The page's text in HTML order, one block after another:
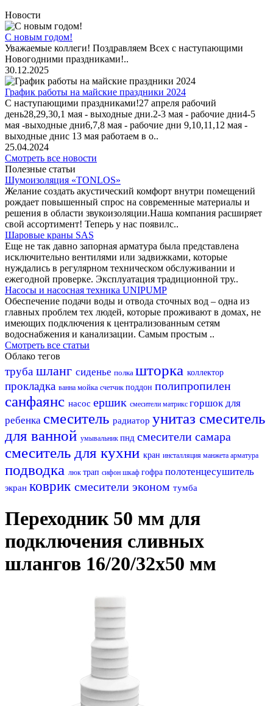
Новости
С новым годом!
Уважаемые коллеги! Поздравляем Всех с наступающими
Новогодними праздниками!..
30.12.2025
График работы на майские праздники 2024
С наступающими праздниками!27 апреля рабочий
день28,29,30,1 мая - выходные дни.2-3 мая - рабочие дни4-5
мая -выходные дни6,7,8 мая - рабочие дни 9,10,11,12 мая -
выходные днис 13 мая работаем в о..
25.04.2024
Смотреть все новости
Полезные статьи
Шумоизоляция «TONLOS»
Желание создать акустический комфорт внутри помещений
рождает повышенный спрос на современные материалы и
решения в области звукоизоляции.Наша компания расширяет
свой ассортимент! Теперь у нас появилс..
Шаровые краны SAS
Еще не так давно запорная арматура была представлена
исключительно вентилями или задвижками, которые
нуждались в регулярном техническом обслуживании и
ежегодной проверке. Эксплуатация традиционной тру..
Насосы и насосная техника UNIPUMP
Обеспечение подачи воды и отвода сточных вод – одна из
главных проблем тех людей, которые проживают в домах, не
имеющих подключения к централизованным сетям
водоснабжения и канализации. Самым простым ..
Смотреть все статьи
Облако тегов
труба шланг сиденье полка шторка коллектор
прокладка ванна мойка счетчик поддон полипропилен
санфаянс насос ершик смесители матрикс горшок для
ребенка смеситель радиатор унитаз смеситель
для ванной умывальник пнд смесители самара
смеситель для кухни кран инсталляция манжета арматура
подводка люк трап сифон шкаф гофра полотенцесушитель
экран коврик смесители эконом тумба
Переходник 50 мм для
подключения сливных
шлангов 16/20/32х50 мм